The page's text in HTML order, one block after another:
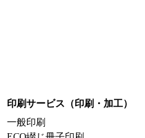
印刷サービス（印刷・加工）
一般印刷